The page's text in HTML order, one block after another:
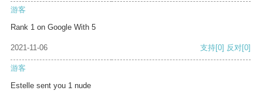
游客
Rank 1 on Google With 5
2021-11-06 支持[0] 反对[0]
游客
Estelle sent you 1 nude